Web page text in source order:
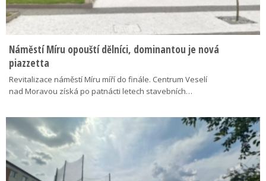
Náměstí Míru opouští dělníci, dominantou je nová
piazzetta
Revitalizace náměstí Míru míří do finále. Centrum Veselí
nad Moravou získá po patnácti letech stavebních…